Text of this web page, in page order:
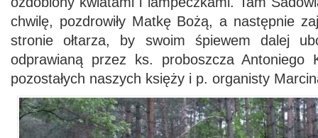
chwilę, pozdrowiły Matkę Bożą, a następnie
stronie ołtarza, by swoim śpiewem dalej
odprawianą przez ks. proboszcza Antoniego
pozostałych naszych księży i p. organisty